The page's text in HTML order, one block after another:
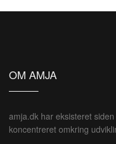
OM AMJA
amja.dk har eksisteret
koncentreret omkring